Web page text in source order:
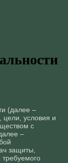
(далее –
условия и
с
–
защиты,